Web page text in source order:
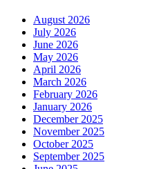
August 2026
July 2026
June 2026
May 2026
April 2026
March 2026
February 2026
January 2026
December 2025
November 2025
October 2025
September 2025